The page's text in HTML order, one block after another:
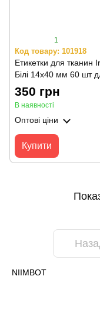
1
Код товару: 101918
Етикетки для тканин
Білі 14х40 мм 60 шт
NIIMBOT B18 (N1)
350 грн
В наявності
Оптові ціни
Купити
NIIMBOT